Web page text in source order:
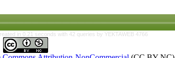
in 0.21 seconds with 42 queries by YEKTAWEB 4766